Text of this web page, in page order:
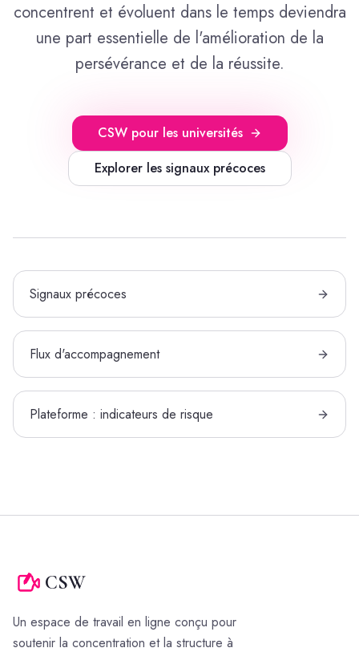
concentrent et évoluent dans le temps deviendra
une part essentielle de l'amélioration de la
persévérance et de la réussite.
CSW pour les universités
Explorer les signaux précoces
Signaux précoces
Flux d'accompagnement
Plateforme : indicateurs de risque
CSW
Un espace de travail en ligne conçu pour
soutenir la concentration et la structure à